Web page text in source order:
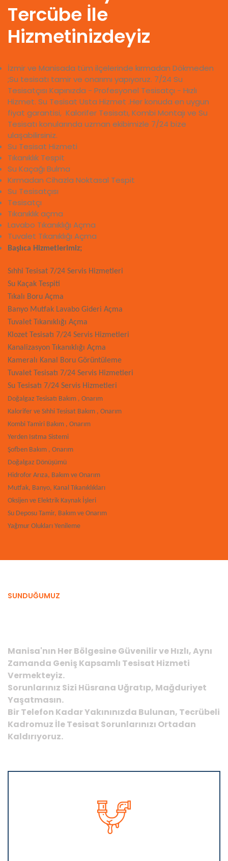
Tercübe İle
Hizmetinizdeyiz
İzmir ve Manisada tüm ilçelerinde kırmadan Dökmeden
;Su tesisatı tamir ve onarımı yapıyoruz. 7/24 Su
Tesisatçısı Kapınızda - Profesyonel Tesisatçı - Hızlı
Hizmet. Su Tesisat Usta Hizmet .Her konuda en uygun
fiyat garantisi, Kalorifer Tesisatı, Kombi Montajı ve Su
Tesisatı konularında uzman ekibimizle 7/24 bize
ulaşabilirsiniz.
Su Tesisat Hizmeti
Tıkanıklık Tespit
Su Kaçağı Bulma
Kırmadan Cihazla Noktasal Tespit
Su Tesisatçısı
Tesisatçı
Tıkanıklık açma
Lavabo Tıkanıklığı Açma
Tuvalet Tıkanıklığı Açma
Başlıca Hizmetlerimiz;
Sıhhi Tesisat 7/24 Servis Hizmetleri
Su Kaçak Tespiti
Tıkalı Boru Açma
Banyo Mutfak Lavabo Gideri Açma
Tuvalet Tıkanıklığı Açma
Klozet Tesisatı 7/24 Servis Hizmetleri
Kanalizasyon Tıkanıklığı Açma
Kameralı Kanal Boru Görüntüleme
Tuvalet Tesisatı 7/24 Servis Hizmetleri
Su Tesisatı 7/24 Servis Hizmetleri
Doğalgaz Tesisatı Bakım , Onarım
Kalorifer ve Sıhhi Tesisat Bakım , Onarım
Kombi Tamiri Bakım , Onarım
Yerden Isıtma Sistemi
Şofben Bakım , Onarım
Doğalgaz Dönüşümü
Hidrofor Arıza, Bakım ve Onarım
Mutfak, Banyo, Kanal Tıkanıklıkları
Oksijen ve Elektrik Kaynak İşleri
Su Deposu Tamir, Bakım ve Onarım
Yağmur Olukları Yenileme
SUNDUĞUMUZ
Manisa'nın Her Bölgesine Güvenilir ve Hızlı, Aynı
Zamanda Geniş Kapsamlı Tesisat Hizmeti
Vermekteyiz.
Sorunlarınız Sizi Hüsrana Uğratıp, Mağduriyet
Yaşatmasın.
Bir Telefon Kadar Yakınınızda Bulunan, Tecrübeli
Kadromuz İle Tesisat Sorunlarınızı Ortadan
Kaldırıyoruz.